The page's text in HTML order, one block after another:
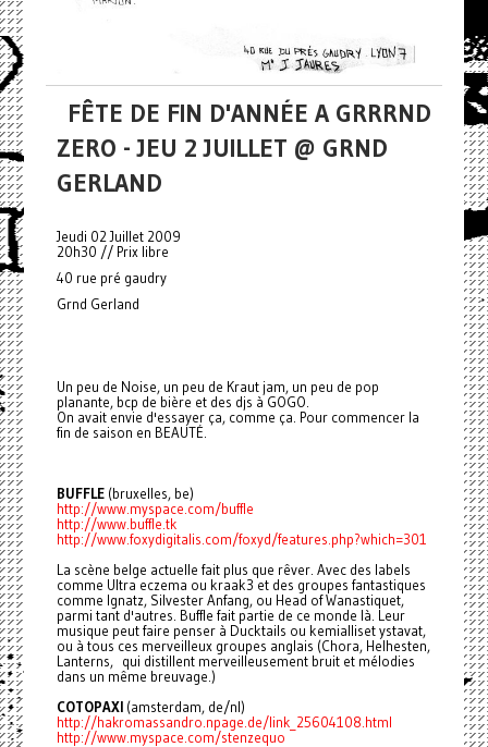
FÊTE DE FIN D'ANNÉE A GRRRND
ZERO - JEU 2 JUILLET @ GRND
GERLAND
Jeudi 02 Juillet 2009
20h30 // Prix libre
40 rue pré gaudry
Grnd Gerland
Un peu de Noise, un peu de Kraut jam, un peu de pop
planante, bcp de bière et des djs à GOGO.
On avait envie d'essayer ça, comme ça. Pour commencer la
fin de saison en BEAUTÉ.
BUFFLE(bruxelles, be)
http://www.myspace.com/buffle
http://www.buffle.tk
http://www.foxydigitalis.com/foxyd/features.php?which=301
La scène belge actuelle fait plus que rêver. Avec des labels
comme Ultra eczema ou kraak3 et des groupes fantastiques
comme Ignatz, Silvester Anfang, ou Head of Wanastiquet,
parmi tant d'autres. Buffle fait partie de ce monde là. Leur
musique peut faire penser à Ducktails ou kemialliset ystavat,
ou à tous ces merveilleux groupes anglais (Chora, Helhesten,
Lanterns, qui distillent merveilleusement bruit et mélodies
dans un même breuvage.)
COTOPAXI(amsterdam, de/nl)
http://hakromassandro.npage. de/link_25604108.html
http://www.myspace.com/stenzequo